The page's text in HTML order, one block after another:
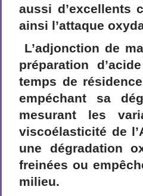
aussi d’excellents
ainsi l’attaque
L’adjonction de
préparation
temps de
empéchant sa
mesurant les
viscoélasticité de
une dégradation
freinées ou
milieu.